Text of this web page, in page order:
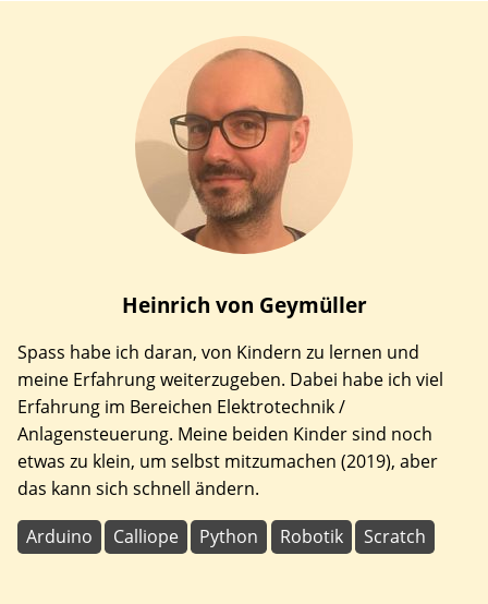
Heinrich von Geymüller
Spass habe ich daran, von Kindern zu lernen und
meine Erfahrung weiterzugeben. Dabei habe ich viel
Erfahrung im Bereichen Elektrotechnik /
Anlagensteuerung. Meine beiden Kinder sind noch
etwas zu klein, um selbst mitzumachen (2019), aber
das kann sich schnell ändern.
Arduino Calliope Python Robotik Scratch